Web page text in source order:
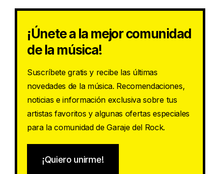
¡Únete a la mejor comunidad
de la música!
Suscríbete gratis y recibe las últimas
novedades de la música. Recomendaciones,
noticias e información exclusiva sobre tus
artistas favoritos y algunas ofertas especiales
para la comunidad de Garaje del Rock.
¡Quiero unirme!